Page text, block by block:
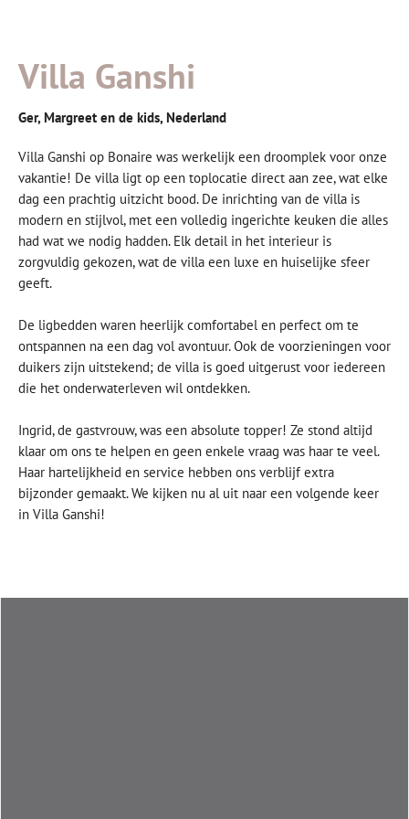
Villa Ganshi
Ger, Margreet en de kids, Nederland
Villa Ganshi op Bonaire was werkelijk een droomplek voor onze
vakantie! De villa ligt op een toplocatie direct aan zee, wat elke
dag een prachtig uitzicht bood. De inrichting van de villa is
modern en stijlvol, met een volledig ingerichte keuken die alles
had wat we nodig hadden. Elk detail in het interieur is
zorgvuldig gekozen, wat de villa een luxe en huiselijke sfeer
geeft.
De ligbedden waren heerlijk comfortabel en perfect om te
ontspannen na een dag vol avontuur. Ook de voorzieningen voor
duikers zijn uitstekend; de villa is goed uitgerust voor iedereen
die het onderwaterleven wil ontdekken.
Ingrid, de gastvrouw, was een absolute topper! Ze stond altijd
klaar om ons te helpen en geen enkele vraag was haar te veel.
Haar hartelijkheid en service hebben ons verblijf extra
bijzonder gemaakt. We kijken nu al uit naar een volgende keer
in Villa Ganshi!